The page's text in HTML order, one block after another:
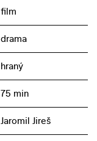
film
drama
hraný
75 min
Jaromil Jireš